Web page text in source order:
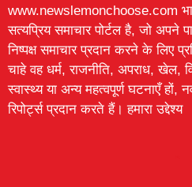
www.newslemonchoose.com
सत्यप्रिय समाचार पोर्टल है, जो अपने
निष्पक्ष समाचार प्रदान करने के लिए
चाहे वह धर्म, राजनीति, अपराध, खेल,
स्वास्थ्य या अन्य महत्वपूर्ण घटनाएँ
रिपोर्ट्स प्रदान करते हैं। हमारा उद्देश्य